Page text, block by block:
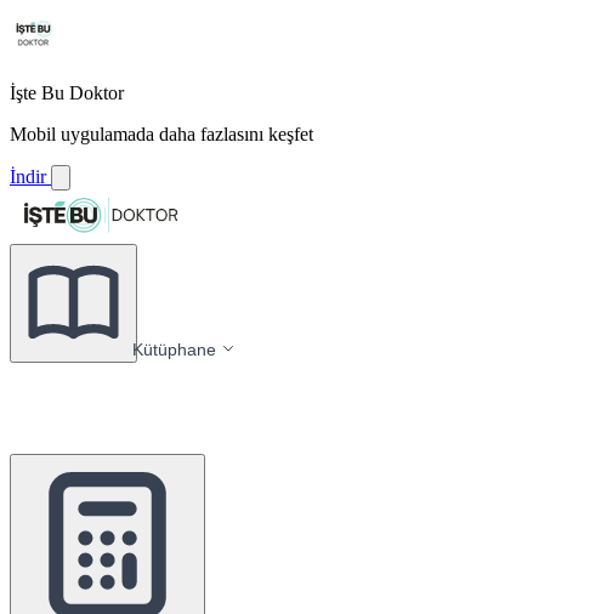
İşte Bu Doktor
Mobil uygulamada daha fazlasını keşfet
İndir
Kütüphane